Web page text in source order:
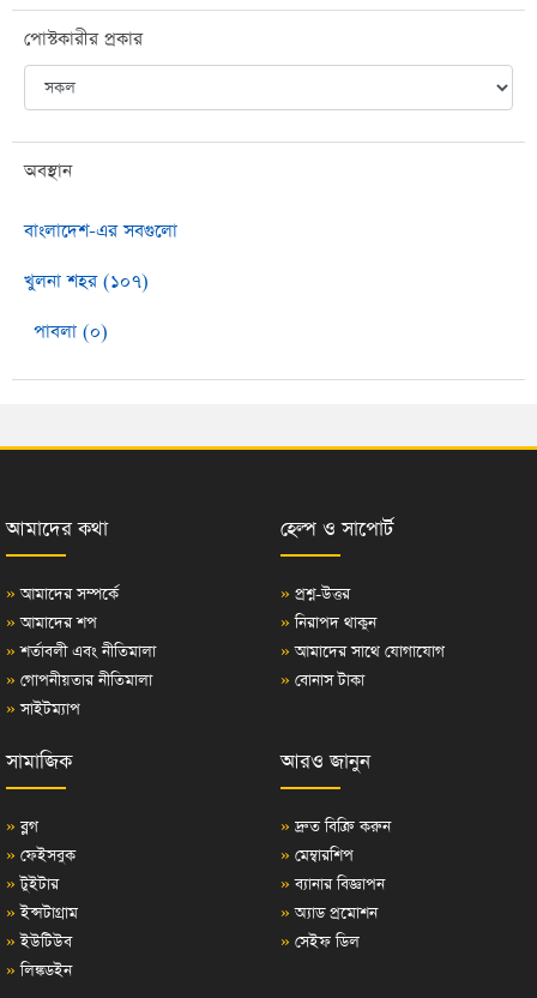
পোস্টকারীর প্রকার
অবস্থান
বাংলাদেশ-এর সবগুলো
খুলনা শহর (১০৭)
পাবলা (০)
আমাদের কথা
» আমাদের সম্পর্কে
» আমাদের শপ
» শর্তাবলী এবং নীতিমালা
» গোপনীয়তার নীতিমালা
» সাইটম্যাপ
হেল্প ও সাপোর্ট
» প্রশ্ন-উত্তর
» নিরাপদ থাকুন
» আমাদের সাথে যোগাযোগ
» বোনাস টাকা
সামাজিক
» ব্লগ
» ফেইসবুক
» টুইটার
» ইন্সটাগ্রাম
» ইউটিউব
» লিঙ্কডইন
আরও জানুন
» দ্রুত বিক্রি করুন
» মেম্বারশিপ
» ব্যানার বিজ্ঞাপন
» অ্যাড প্রমোশন
» সেইফ ডিল